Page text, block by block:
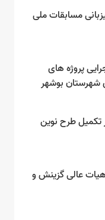
مسابقات ملی
پروژه های
شهرستان بوشهر
تکمیل طرح نوین
هیات عالی گزینش و‌